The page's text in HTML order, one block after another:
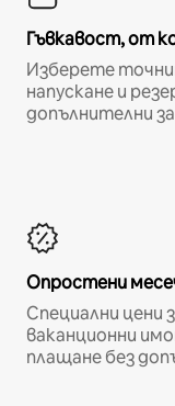
Гъвкавост, от
Изберете
напускане и
допълнителни
Опростени
Специални цени
ваканционни
плащане без